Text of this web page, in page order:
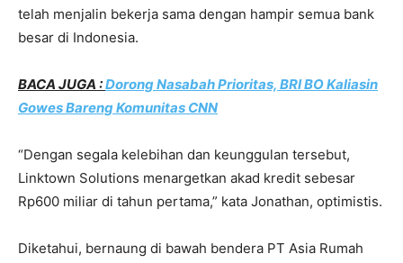
telah menjalin bekerja sama dengan hampir semua bank
besar di Indonesia.
BACA JUGA :Dorong Nasabah Prioritas, BRI BO Kaliasin
Gowes Bareng Komunitas CNN
“Dengan segala kelebihan dan keunggulan tersebut,
Linktown Solutions menargetkan akad kredit sebesar
Rp600 miliar di tahun pertama,” kata Jonathan, optimistis.
Diketahui, bernaung di bawah bendera PT Asia Rumah